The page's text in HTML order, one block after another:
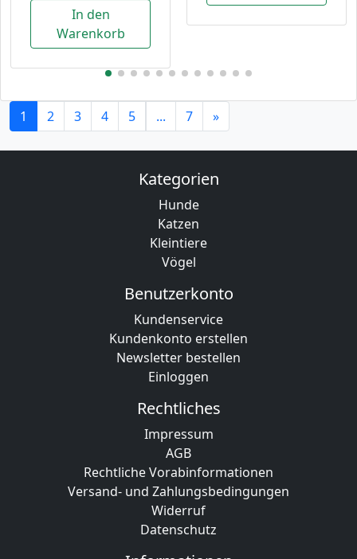
In den
Warenkorb
1 2 3 4 5 ... 7 »
Kategorien
Hunde
Katzen
Kleintiere
Vögel
Benutzerkonto
Kundenservice
Kundenkonto erstellen
Newsletter bestellen
Einloggen
Rechtliches
Impressum
AGB
Rechtliche Vorabinformationen
Versand- und Zahlungsbedingungen
Widerruf
Datenschutz